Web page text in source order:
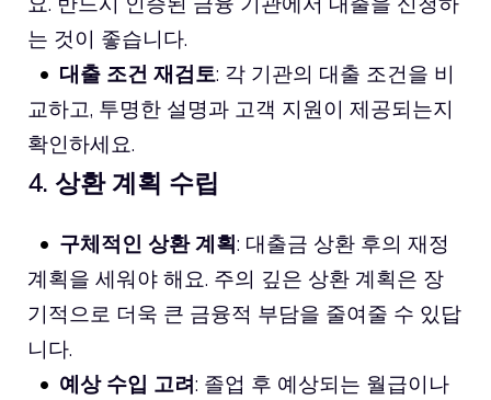
는 것이 좋습니다.
대출 조건 재검토: 각 기관의 대출 조건을 비
교하고, 투명한 설명과 고객 지원이 제공되는지
확인하세요.
4. 상환 계획 수립
구체적인 상환 계획: 대출금 상환 후의 재정
계획을 세워야 해요. 주의 깊은 상환 계획은 장
기적으로 더욱 큰 금융적 부담을 줄여줄 수 있답
니다.
예상 수입 고려: 졸업 후 예상되는 월급이나